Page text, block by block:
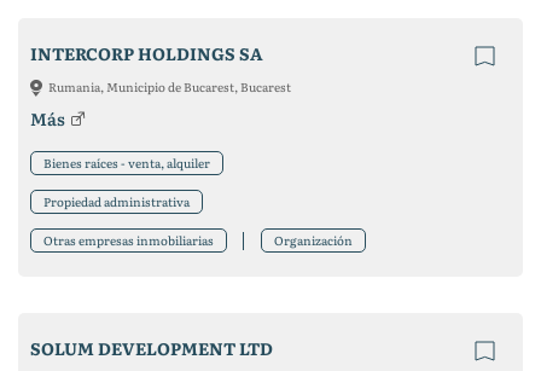
INTERCORP HOLDINGS SA
Rumania, Municipio de Bucarest, Bucarest
Más
Bienes raíces - venta, alquiler
Propiedad administrativa
Otras empresas inmobiliarias Organización
SOLUM DEVELOPMENT LTD